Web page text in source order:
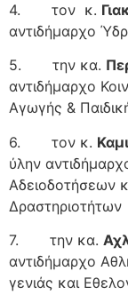
4. τον κ.
αντιδήμαρχο
5. την κα.
αντιδήμαρχο
Αγωγής &
6. τον κ.
ύλην
Αδειοδοτήσεων
Δραστηριοτήτων
7. την κα.
αντιδήμαρχο
γενιάς και